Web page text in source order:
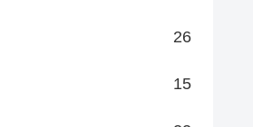
26
15